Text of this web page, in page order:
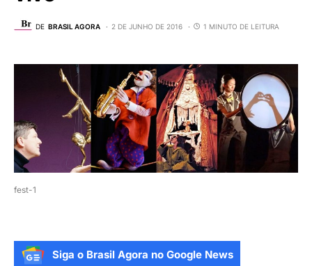
DE BRASIL AGORA 2 DE JUNHO DE 2016 1 MINUTO DE LEITURA
fest-1
Siga o Brasil Agora no Google News